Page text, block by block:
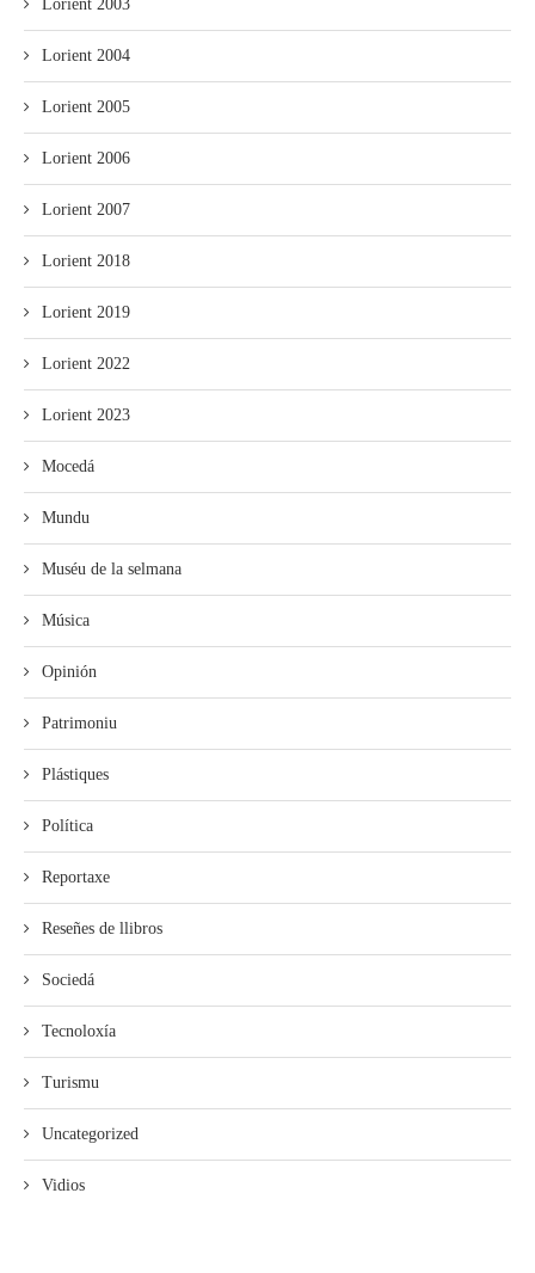
Lorient 2003
Lorient 2004
Lorient 2005
Lorient 2006
Lorient 2007
Lorient 2018
Lorient 2019
Lorient 2022
Lorient 2023
Mocedá
Mundu
Muséu de la selmana
Música
Opinión
Patrimoniu
Plástiques
Política
Reportaxe
Reseñes de llibros
Sociedá
Tecnoloxía
Turismu
Uncategorized
Vidios